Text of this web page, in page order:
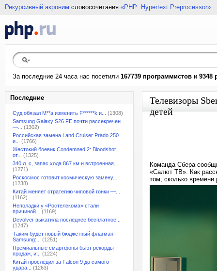
Рекурсивный акроним словосочетания «PHP: Hypertext Preprocessor»
За последние 24 часа нас посетили 167739 программистов и 9348
Последние
Суд обязал M**a изменить F******k и...
(1308)
Samsung Galaxy S26 FE почти рассекречен
—...
(1302)
Российская замена Land Cruiser Prado 250
и...
(1766)
Жестокий боевик Condemned 2: Bloodshot
от...
(1325)
340 л. с, запас хода 867 км и встроенная...
(1271)
Роскосмос готовит космическую замену...
(1238)
Китай меняет стратегию чиповой гонки —...
(1162)
Неполадки у «Ростелекома» стали
причиной...
(1169)
Devolver выкатила последнее бесплатное...
(1247)
Таким будет новый бюджетный флагман
Samsung:...
(1251)
Премиальные смартфоны бьют рекорды
продаж, и...
(1224)
Китай проследил за Falcon 9 до самого
удара...
(1263)
Телевизоры
детей
Команда Сбера
«Салют ТВ». Как
том, сколько времени